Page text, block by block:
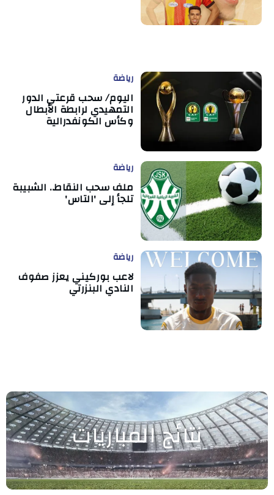
رياضة
اليوم/ سحب قرعتي الدور
التمهيدي لرابطة الأبطال
وكأس الكونفدرالية
رياضة
ملف سحب النقاط.. الشبيبة
تلجأ إلى 'التاس'
رياضة
لاعب بوركيني يعزز صفوف
النادي البنزرتي
نتائج المباريات